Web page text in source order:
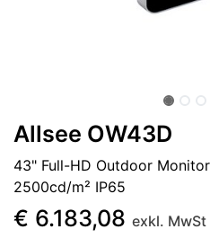
Allsee OW43D
43" Full-HD Outdoor
2500cd/m² IP65
€ 6.183,08 exkl. MwSt